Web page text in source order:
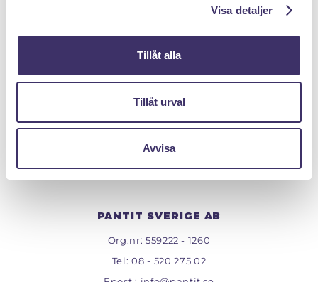
Visa detaljer
Tillåt alla
Tillåt urval
Avvisa
PANTIT SVERIGE AB
Org.nr: 559222 - 1260
Tel:08 - 520 275 02